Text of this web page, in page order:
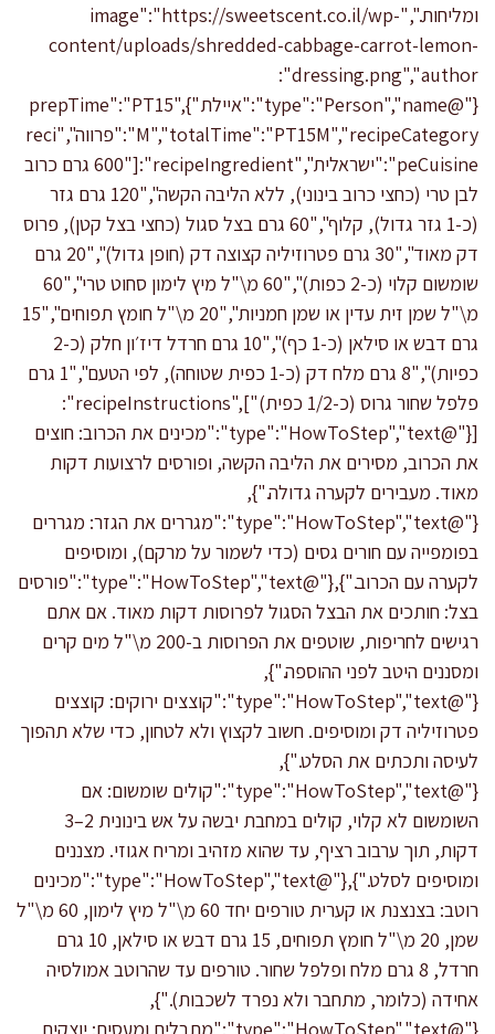
ומליחות.","image":"https://sweetscent.co.il/wp-
content/uploads/shredded-cabbage-carrot-lemon-
dressing.png","author":
{"@type":"Person","name":"איילת"},"prepTime":"PT15
M","totalTime":"PT15M","recipeCategory":"פרווה","reci
peCuisine":"ישראלית","recipeIngredient":["600 גרם כרוב
לבן טרי (כחצי כרוב בינוני), ללא הליבה הקשה","120 גרם גזר
(כ-1 גזר גדול), קלוף","60 גרם בצל סגול (כחצי בצל קטן), פרוס
דק מאוד","30 גרם פטרוזיליה קצוצה דק (חופן גדול)","20 גרם
שומשום קלוי (כ-2 כפות)","60 מ\"ל מיץ לימון סחוט טרי","60
מ\"ל שמן זית עדין או שמן חמניות","20 מ\"ל חומץ תפוחים","15
גרם דבש או סילאן (כ-1 כף)","10 גרם חרדל דיז׳ון חלק (כ-2
כפיות)","8 גרם מלח דק (כ-1 כפית שטוחה), לפי הטעם","1 גרם
פלפל שחור גרוס (כ-1/2 כפית)"],"recipeInstructions":
[{"@type":"HowToStep","text":"מכינים את הכרוב: חוצים
את הכרוב, מסירים את הליבה הקשה, ופורסים לרצועות דקות
מאוד. מעבירים לקערה גדולה."},
{"@type":"HowToStep","text":"מגררים את הגזר: מגררים
בפומפייה עם חורים גסים (כדי לשמור על מרקם), ומוסיפים
לקערה עם הכרוב."},{"@type":"HowToStep","text":"פורסים
בצל: חותכים את הבצל הסגול לפרוסות דקות מאוד. אם אתם
רגישים לחריפות, שוטפים את הפרוסות ב-200 מ\"ל מים קרים
ומסננים היטב לפני ההוספה."},
{"@type":"HowToStep","text":"קוצצים ירוקים: קוצצים
פטרוזיליה דק ומוסיפים. חשוב לקצוץ ולא לטחון, כדי שלא תהפוך
לעיסה ותכתים את הסלט."},
{"@type":"HowToStep","text":"קולים שומשום: אם
השומשום לא קלוי, קולים במחבת יבשה על אש בינונית 2–3
דקות, תוך ערבוב רציף, עד שהוא מזהיב ומריח אגוזי. מצננים
ומוסיפים לסלט."},{"@type":"HowToStep","text":"מכינים
רוטב: בצנצנת או קערית טורפים יחד 60 מ\"ל מיץ לימון, 60 מ\"ל
שמן, 20 מ\"ל חומץ תפוחים, 15 גרם דבש או סילאן, 10 גרם
חרדל, 8 גרם מלח ופלפל שחור. טורפים עד שהרוטב אמולסיה
אחידה (כלומר, מתחבר ולא נפרד לשכבות)."},
{"@type":"HowToStep","text":"מתבלים ומעסים: יוצקים